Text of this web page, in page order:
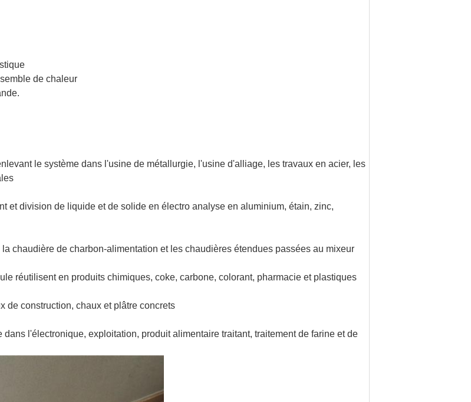
de chaleur
le système dans l'usine de métallurgie, l'usine d'alliage, les travaux en acier, les
et division de liquide et de solide en électro analyse en aluminium, étain, zinc,
chaudière de charbon-alimentation et les chaudières étendues passées au mixeur
réutilisent en produits chimiques, coke, carbone, colorant, pharmacie et plastiques
de construction, chaux et plâtre concrets
l'électronique, exploitation, produit alimentaire traitant, traitement de farine et de